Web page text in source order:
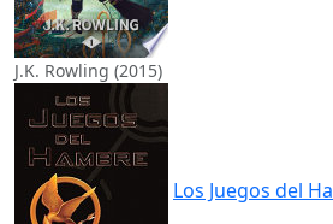
J.K. Rowling (2015)
Los Juegos del